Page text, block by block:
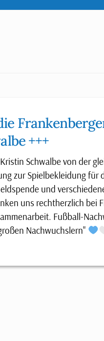
+++
Schwalbe von der
zur Spielbekleidung
und
uns rechtherzlich bei
Fußball-
Nachwuchslern"